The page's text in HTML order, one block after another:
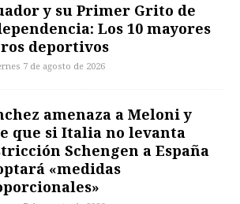
y su Primer Grito de
Los 10 mayores
deportivos
7 de agosto de 2026
amenaza a Meloni y
que si Italia no levanta
Schengen a España
«medidas